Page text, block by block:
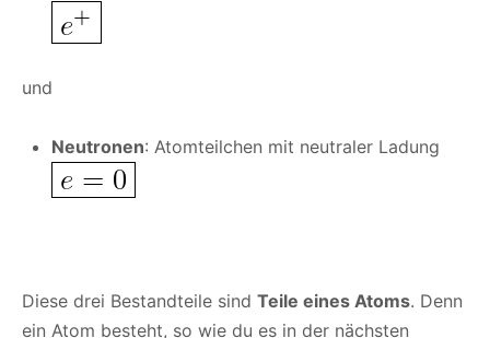
und
Neutronen: Atomteilchen mit neutraler Ladung
Diese drei Bestandteile sind Teile eines Atoms. Denn
ein Atom besteht, so wie du es in der nächsten